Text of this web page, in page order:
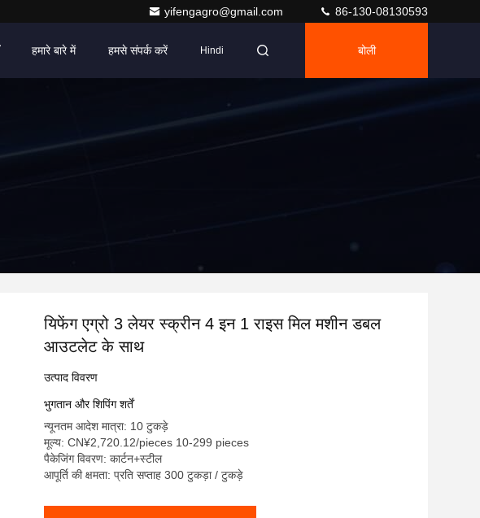
yifengagro@gmail.com 86-130-08130593
हमारे बारे में हमसे संपर्क करें Hindi बोली
यिफेंग एग्रो 3 लेयर स्क्रीन 4 इन 1 राइस मिल मशीन डबल
आउटलेट के साथ
उत्पाद विवरण
भुगतान और शिपिंग शर्तें
न्यूनतम आदेश मात्रा: 10 टुकड़े
मूल्य: CN¥2,720.12/pieces 10-299 pieces
पैकेजिंग विवरण: कार्टन+स्टील
आपूर्ति की क्षमता: प्रति सप्ताह 300 टुकड़ा / टुकड़े